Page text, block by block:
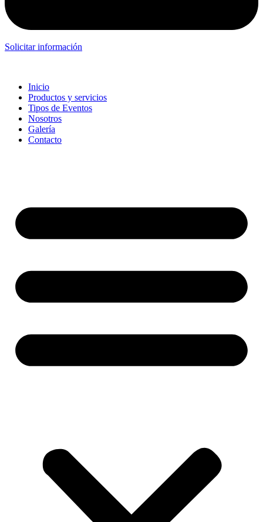
Solicitar información
Inicio
Productos y servicios
Tipos de Eventos
Nosotros
Galería
Contacto